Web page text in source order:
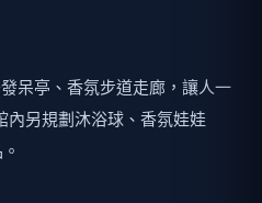
呆亭、香氛步道走廊，讓人一
內另規劃沐浴球、香氛娃娃